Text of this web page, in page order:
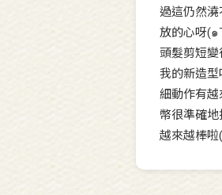
過這仍然
放的心呀(
頭髮剪短
我的新造
細動作有
幣很準確
越來越棒